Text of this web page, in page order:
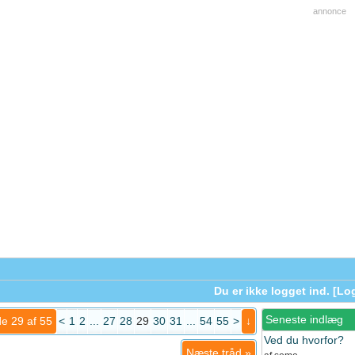
annonce
Du er ikke logget ind. [
29 af 55 < 1 2 27 28 29 30 31 54 55 > ↓
Seneste indlæg
Ved du hvorfor?